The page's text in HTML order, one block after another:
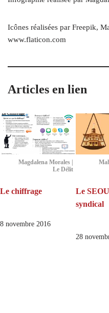
Icônes réalisées par Freepik,
www​.flaticon​.com
Articles en lien
Magdalena Morales |
Le Délit
Le chiffrage
8 novembre 2016
Le
syndical
28